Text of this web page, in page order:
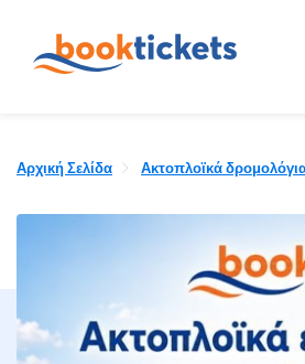
Αρχική Σελίδα Ακτοπλοϊκά